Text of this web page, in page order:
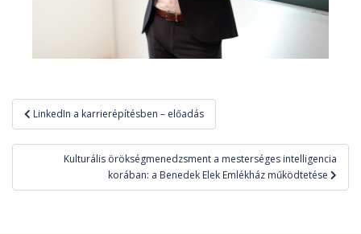
Bejegyzés
navigáció
LinkedIn a karrierépítésben – előadás
Kulturális örökségmenedzsment a mesterséges intelligencia
korában: a Benedek Elek Emlékház működtetése